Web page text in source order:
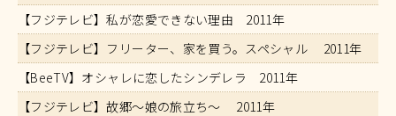
【フジテレビ】私が恋愛できない理由 2011年
【フジテレビ】フリーター、家を買う。スペシャル 2011年
【BeeTV】オシャレに恋したシンデレラ 2011年
【フジテレビ】故郷～娘の旅立ち～ 2011年